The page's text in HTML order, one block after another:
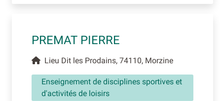
PREMAT PIERRE
Lieu Dit les Prodains, 74110, Morzine
Enseignement de disciplines sportives et
d'activités de loisirs